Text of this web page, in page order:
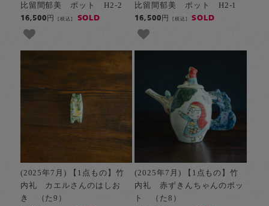
比留間郁美 ポット H2-2
16,500円[税込] SOLD
比留間郁美 ポット H2-1
16,500円 [税込] SOLD
(2025年7月) 【1点もの】竹
内礼 カエルさんのはしお
き （た9）
(2025年7月) 【1点もの】竹
内礼 赤ずきんちゃんのポッ
ト （た8）